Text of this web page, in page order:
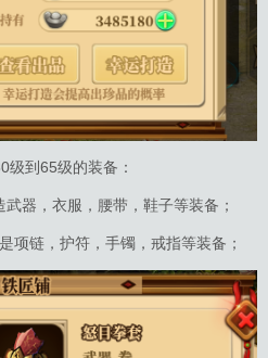
级到65级的装备：
器，衣服，腰带，鞋子等装备；
项链，护符，手镯，戒指等装备；